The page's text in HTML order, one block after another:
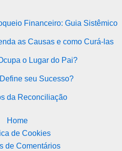
Financeiro: Guia Sistêmico
as Causas e como Curá-las
o Lugar do Pai?
seu Sucesso?
da Reconciliação
Home
de Cookies
de Comentários